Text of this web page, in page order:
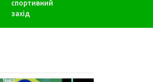
спортивний
захід